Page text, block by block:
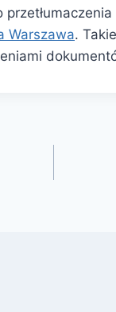
Warszawa.